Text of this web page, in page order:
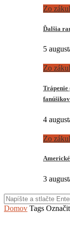
Zo
Ďalšia
5
Zo
fanúšikov
4
Zo
3
Domov Tags